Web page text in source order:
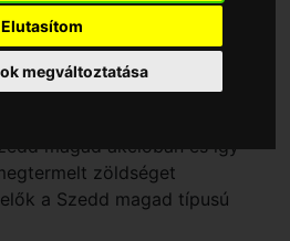
Elutasítom
megváltoztatása
gyümölcsöt. Minden
magad eper akcióval indul
lehetőség van valamilyen
felkutatására íly módon. A
magad akcióban és így
zöldséget
a Szedd magad típusú